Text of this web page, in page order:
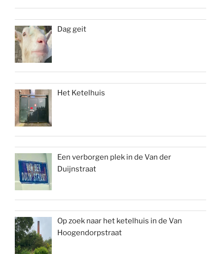
Dag geit
Het Ketelhuis
Een verborgen plek in de Van der
Duijnstraat
Op zoek naar het ketelhuis in de Van
Hoogendorpstraat